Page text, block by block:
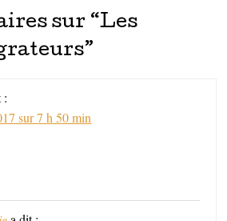
sur “Les
”
:
sur 7 h 50 min